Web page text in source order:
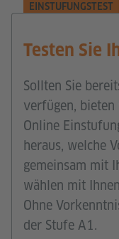
EINSTUFUNGSTEST
Testen Sie
Sollten Sie
verfügen,
Online
heraus, welche
gemeinsam mit
wählen mit
Ohne
der Stufe A1.